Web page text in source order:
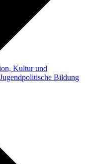
Kultur und
Jugendpolitische Bildung